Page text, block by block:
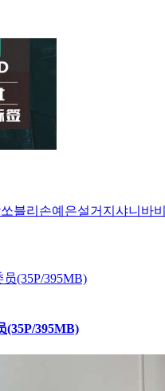
쏘블리 손예은설거지 샤니 바
(35P/395MB)